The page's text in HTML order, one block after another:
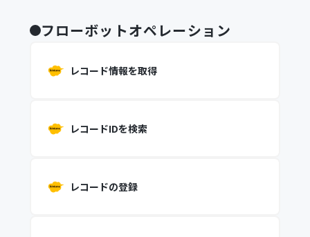
フローボットオペレーション
レコード情報を取得
レコードIDを検索
レコードの登録